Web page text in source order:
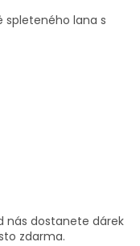
spleteného lana s
nás dostanete dárek
zdarma.